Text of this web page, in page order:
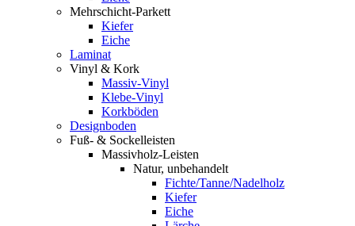
Mehrschicht-Parkett
Kiefer
Eiche
Laminat
Vinyl & Kork
Massiv-Vinyl
Klebe-Vinyl
Korkböden
Designboden
Fuß- & Sockelleisten
Massivholz-Leisten
Natur, unbehandelt
Fichte/Tanne/Nadelholz
Kiefer
Eiche